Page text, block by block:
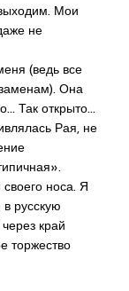
Мои
не
(ведь все
Она
Так открыто…
Рая, не
носа. Я
русскую
край
торжество